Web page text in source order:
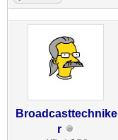
Broadcasttechnike
r